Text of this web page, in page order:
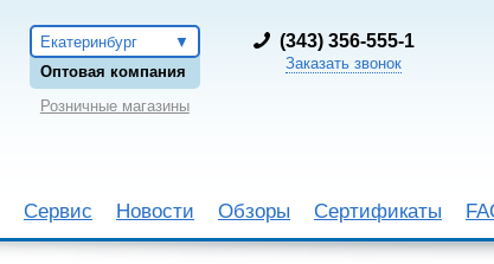
Екатеринбург
Оптовая компания
Розничные магазины
(343) 356-555-1
Заказать звонок
Сервис Новости Обзоры Сертификаты